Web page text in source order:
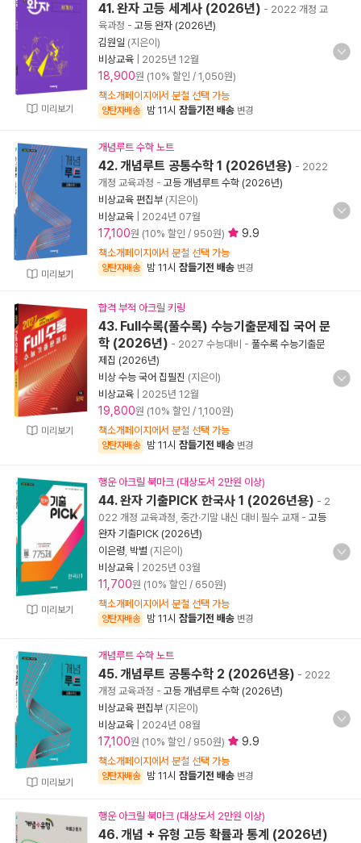
미리보기
41. 완자 고등 세계사 (2026년) - 2022 개정 교
육과정 - 고등 완자 (2026년)
김원일 (지은이)
비상교육
2025년 12월
18,900원 (10% 할인 / 1,050원)
책소개페이지에서 분철 선택 가능
양탄자배송 밤 11시 잠들기전 배송 변경
미리보기
개념루트 수학 노트
42. 개념루트 공통수학 1 (2026년용) - 2022
개정 교육과정 - 고등 개념루트 수학 (2026년)
비상교육 편집부 (지은이)
비상교육
2024년 07월
17,100원 (10% 할인 / 950원) 9.9
책소개페이지에서 분철 선택 가능
양탄자배송 밤 11시 잠들기전 배송 변경
미리보기
합격 부적 아크릴 키링
43. Full수록(풀수록) 수능기출문제집 국어 문
학 (2026년) - 2027 수능대비 - 풀수록 수능기출문
제집 (2026년)
비상 수능 국어 집필진 (지은이)
비상교육
2025년 12월
19,800원 (10% 할인 / 1,100원)
책소개페이지에서 분철 선택 가능
양탄자배송 밤 11시 잠들기전 배송 변경
미리보기
행운 아크릴 북마크 (대상도서 2만원 이상)
44. 완자 기출PICK 한국사 1 (2026년용) - 2
022 개정 교육과정, 중간·기말 내신 대비 필수 교재 - 고등
완자 기출PICK (2026년)
이은령 박별 (지은이)
비상교육
2025년 03월
11,700원 (10% 할인 / 650원)
책소개페이지에서 분철 선택 가능
양탄자배송 밤 11시 잠들기전 배송 변경
미리보기
개념루트 수학 노트
45. 개념루트 공통수학 2 (2026년용) - 2022
개정 교육과정 - 고등 개념루트 수학 (2026년)
비상교육 편집부 (지은이)
비상교육
2024년 08월
17,100원 (10% 할인 / 950원) 9.9
책소개페이지에서 분철 선택 가능
양탄자배송 밤 11시 잠들기전 배송 변경
행운 아크릴 북마크 (대상도서 2만원 이상)
46. 개념 + 유형 고등 확률과 통계 (2026년)